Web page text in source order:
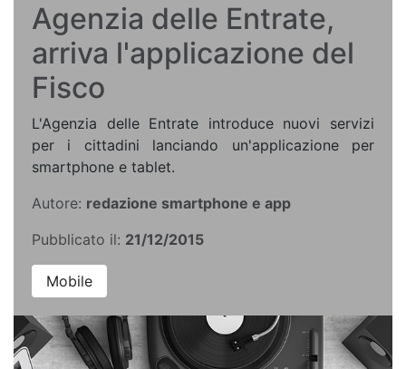
Agenzia delle Entrate,
arriva l'applicazione del
Fisco
L'Agenzia delle Entrate introduce nuovi servizi
per i cittadini lanciando un'applicazione per
smartphone e tablet.
Autore: redazione smartphone e app
Pubblicato il: 21/12/2015
Mobile